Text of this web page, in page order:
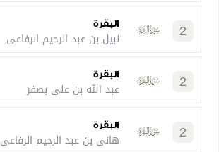
2 البقرة
نبيل بن عبد الرحيم الرفاعي
2 البقرة
عبد الله بن علي بصفر
2 البقرة
هاني بن عبد الرحيم الرفاعي